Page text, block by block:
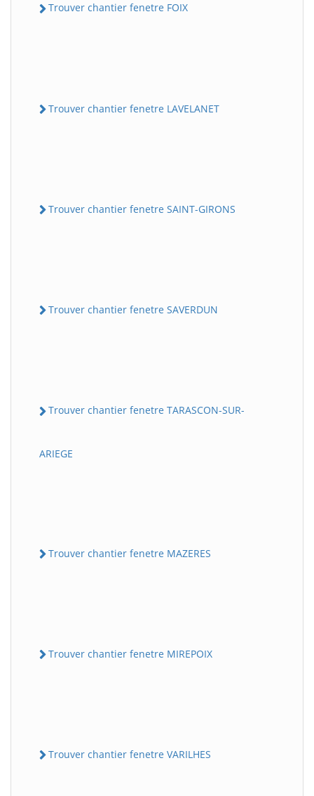
Trouver chantier fenetre FOIX
Trouver chantier fenetre LAVELANET
Trouver chantier fenetre SAINT-GIRONS
Trouver chantier fenetre SAVERDUN
Trouver chantier fenetre TARASCON-SUR-
ARIEGE
Trouver chantier fenetre MAZERES
Trouver chantier fenetre MIREPOIX
Trouver chantier fenetre VARILHES